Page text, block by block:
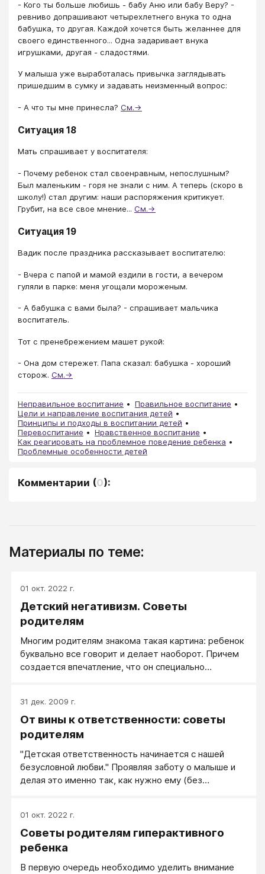
- Кого ты больше любишь - бабу Аню или бабу Веру? -
ревниво допрашивают четырехлетнего внука то одна
бабушка, то другая. Каждой хочется быть желаннее для
своего единственного... Одна задаривает внука
игрушками, другая - сладостями.
У малыша уже выработалась привычка заглядывать
пришедшим в сумку и задавать неизменный вопрос:
- А что ты мне принесла? См.→
Ситуация 18
Мать спрашивает у воспитателя:
- Почему ребенок стал своенравным, непослушным?
Был маленьким - горя не знали с ним. А теперь (скоро в
школу!) стал другим: наши распоряжения критикует.
Грубит, на все свое мнение... См.→
Ситуация 19
Вадик после праздника рассказывает воспитателю:
- Вчера с папой и мамой ездили в гости, а вечером
гуляли в парке: меня угощали мороженым.
- А бабушка с вами была? - спрашивает мальчика
воспитатель.
Тот с пренебрежением машет рукой:
- Она дом стережет. Папа сказал: бабушка - хороший
сторож. См.→
Неправильное воспитание
Правильное воспитание
Цели и направление воспитания детей
Принципы и подходы в воспитании детей
Перевоспитание
Нравственное воспитание
Как реагировать на проблемное поведение ребенка
Проблемные особенности детей
Комментарии (0):
Материалы по теме:
01 окт. 2022 г.
Детский негативизм. Советы
родителям
Многим родителям знакома такая картина: ребенок
буквально все говорит и делает наоборот. Причем
создается впечатление, что он специально
31 дек. 2009 г.
От вины к ответственности: советы
родителям
''Детская ответственность начинается с нашей
безусловной любви.'' Проявляя заботу о малыше и
делая это именно так, как нужно ему (без
самоценность. Только испытавший это человек
сможет потом по-настоящему бережно относиться
к другим людям.
01 окт. 2022 г.
Советы родителям гиперактивного
ребенка
В первую очередь необходимо уделить внимание